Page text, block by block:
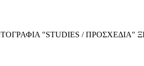
"STUDIES /